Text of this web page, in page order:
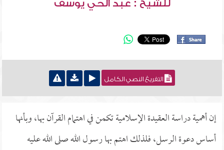
للشيخ : عبد الحي يوسف
التفريغ النصي الكامل
إن أهمية دراسة العقيدة الإسلامية تكمن في اهتمام القرآن بها، وبأنها
أساس دعوة الرسل، فلذلك اهتم بها رسول الله صلى الله عليه